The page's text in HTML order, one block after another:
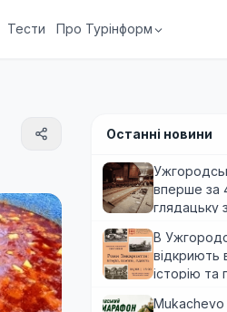
Тести Про Турінформ
Останні новини
вперше за
глядацьку
В
відкриють
історію та
Mukachevo